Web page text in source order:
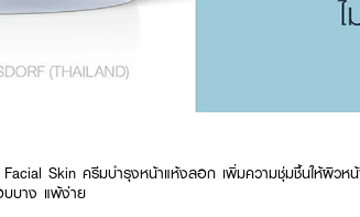
Skin ครีมบำรุงหน้าแห้งลอก เพิ่มความชุ่มชื้นให้ผิว
บบาง แพ้ง่าย